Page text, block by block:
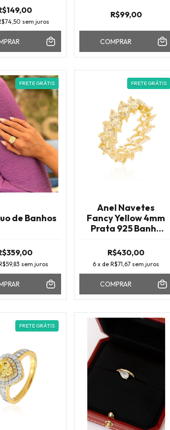
sem juros
R$99,00
COMPRAR
FRETE GRÁTIS
de Banhos
sem juros
FRETE GRÁTIS
Anel Navetes
Fancy Yellow 4mm
Prata 925 Banho
R$430,00
6 x deR$71,67 sem juros
COMPRAR
FRETE GRÁTIS